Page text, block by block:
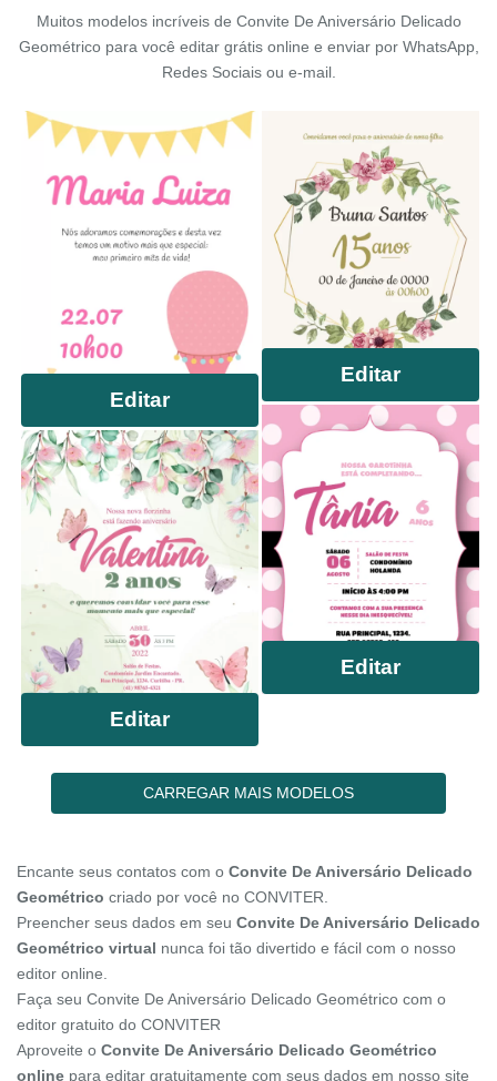
Muitos modelos incríveis de Convite De Aniversário Delicado
Geométrico para você editar grátis online e enviar por WhatsApp,
Redes Sociais ou e-mail.
Editar
Editar
Editar
Editar
CARREGAR MAIS MODELOS
Encante seus contatos com o Convite De Aniversário Delicado
Geométrico criado por você no CONVITER.
Preencher seus dados em seu Convite De Aniversário Delicado
Geométrico virtual nunca foi tão divertido e fácil com o nosso
editor online.
Faça seu Convite De Aniversário Delicado Geométrico com o
editor gratuito do CONVITER
Aproveite o Convite De Aniversário Delicado Geométrico
online para editar gratuitamente com seus dados em nosso site